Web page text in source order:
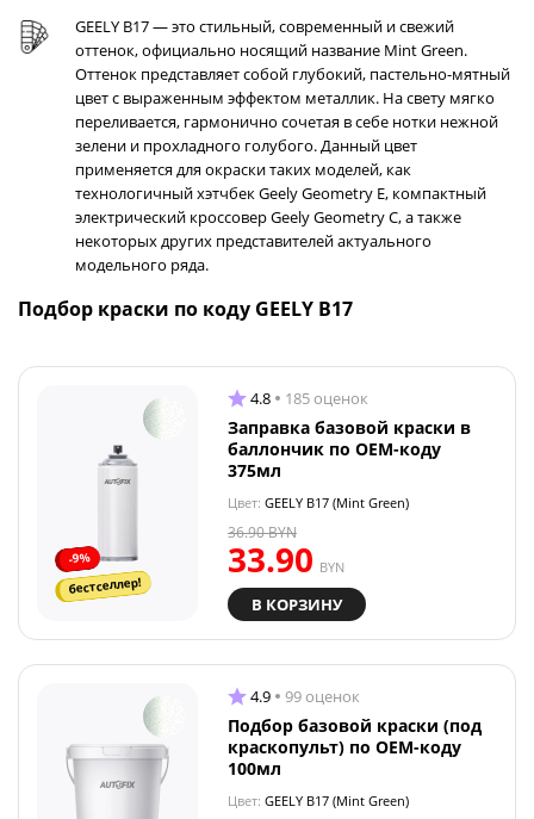
GEELY B17 — это стильный, современный и свежий
оттенок, официально носящий название Mint Green.
Оттенок представляет собой глубокий, пастельно-мятный
цвет с выраженным эффектом металлик. На свету мягко
переливается, гармонично сочетая в себе нотки нежной
зелени и прохладного голубого. Данный цвет
применяется для окраски таких моделей, как
технологичный хэтчбек Geely Geometry E, компактный
электрический кроссовер Geely Geometry C, а также
некоторых других представителей актуального
модельного ряда.
Подбор краски по коду GEELY B17
-9%
бестселлер!
4.8 185 оценок
Заправка базовой краски в
баллончик по OEM-коду
375мл
Цвет: GEELY B17 (Mint Green)
33.90 BYN
36.90BYN
В КОРЗИНУ
4.9 99 оценок
Подбор базовой краски (под
краскопульт) по OEM-коду
100мл
Цвет: GEELY B17 (Mint Green)